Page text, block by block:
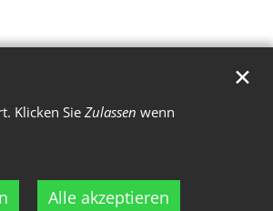
Klicken Sie Zulassen wenn
Alle akzeptieren
✕